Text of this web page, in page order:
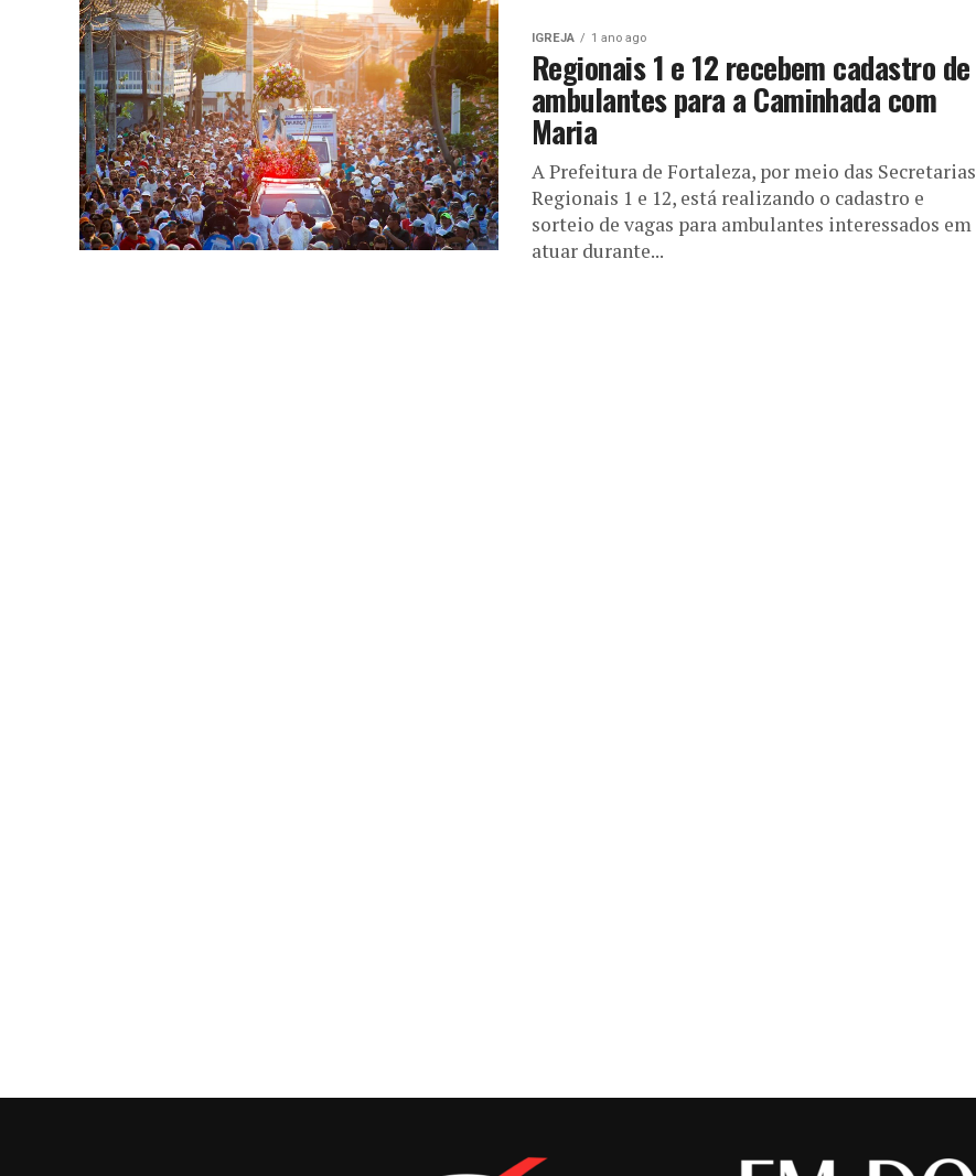
IGREJA 1 ano ago
Regionais 1 e 12 recebem cadastro de
ambulantes para a Caminhada com
Maria
A Prefeitura de Fortaleza, por meio das Secretarias
Regionais 1 e 12, está realizando o cadastro e
sorteio de vagas para ambulantes interessados em
atuar durante...